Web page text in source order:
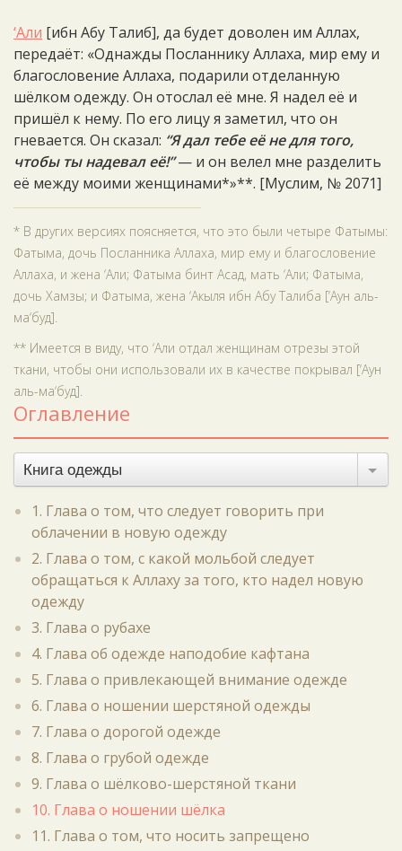
‘Али [ибн Абу Талиб], да будет доволен им Аллах,
передаёт: «Однажды Посланнику Аллаха, мир ему и
благословение Аллаха, подарили отделанную
шёлком одежду. Он отослал её мне. Я надел её и
пришёл к нему. По его лицу я заметил, что он
гневается. Он сказал: “Я дал тебе её не для того,
чтобы ты надевал её!”— и он велел мне разделить
её между моими женщинами*»**. [Муслим, № 2071]
* В других версиях поясняется, что это были четыре Фатымы:
Фатыма, дочь Посланника Аллаха, мир ему и благословение
Аллаха, и жена ‘Али; Фатыма бинт Асад, мать ‘Али; Фатыма,
дочь Хамзы; и Фатыма, жена ‘Акыля ибн Абу Талиба [‘Аун аль-
ма‘буд].
** Имеется в виду, что ‘Али отдал женщинам отрезы этой
ткани, чтобы они использовали их в качестве покрывал [‘Аун
аль-ма‘буд].
Оглавление
Книга одежды
1. Глава о том, что следует говорить при
облачении в новую одежду
2. Глава о том, с какой мольбой следует
обращаться к Аллаху за того, кто надел новую
одежду
3. Глава о рубахе
4. Глава об одежде наподобие кафтана
5. Глава о привлекающей внимание одежде
6. Глава о ношении шерстяной одежды
7. Глава о дорогой одежде
8. Глава о грубой одежде
9. Глава о шёлково-шерстяной ткани
10. Глава о ношении шёлка
11. Глава о том, что носить запрещено